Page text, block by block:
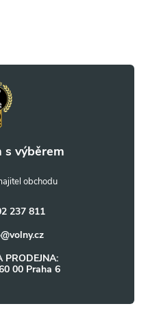
237 811
@volny.cz
00 Praha 6